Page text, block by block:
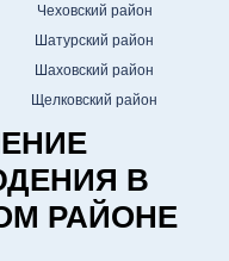
Чеховский район
Шатурский район
Шаховский район
Щелковский район
В
РАЙОНЕ